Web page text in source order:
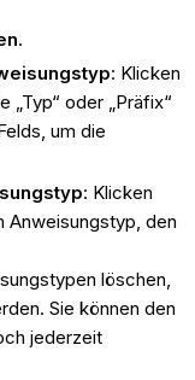
.
: Klicken
„Typ“ oder „Präfix“
um die
: Klicken
Anweisungstyp, den
löschen,
Sie können den
jederzeit